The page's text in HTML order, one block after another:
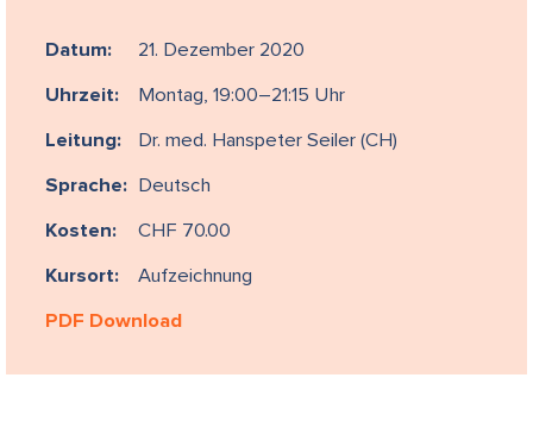
Datum: 21. Dezember 2020
Uhrzeit: Montag, 19:00–21:15 Uhr
Leitung: Dr. med. Hanspeter Seiler (CH)
Sprache: Deutsch
Kosten: CHF 70.00
Kursort: Aufzeichnung
PDF Download